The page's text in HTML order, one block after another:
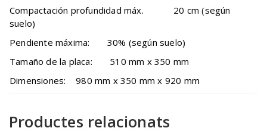
Compactación profundidad máx. 20 cm (según
suelo)
Pendiente máxima: 30% (según suelo)
Tamaño de la placa: 510 mm x 350 mm
Dimensiones: 980 mm x 350 mm x 920 mm
Productes relacionats